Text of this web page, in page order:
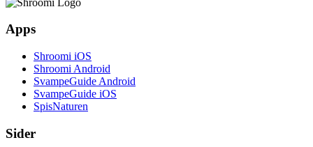
Apps
Shroomi iOS
Shroomi Android
SvampeGuide Android
SvampeGuide iOS
SpisNaturen
Sider